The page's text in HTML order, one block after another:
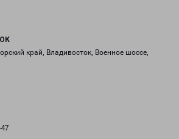
край, Владивосток, Военное шоссе,